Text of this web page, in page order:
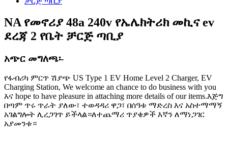
NA የመኖሪያ 48a 240v የኤሌክትሪክ መኪና ev
ደረጃ 2 የቤት ቻርጅ ጣቢያ
አጭር መግለጫ፡-
የፋብሪካ ምርጥ ሽያጭ US Type 1 EV Home Level 2 Charger, EV
Charging Station, We welcome an chance to do business with you
እና hope to have pleasure in attaching more details of our items.እጅግ
በጣም ጥሩ ጥራት ያለው፣ ተወዳዳሪ ዋጋ፣ በሰዓቱ ማድረስ እና አስተማማኝ
አገልግሎት ሊረጋገጥ ይችላል።ለተጨማሪ ጥያቄዎች እኛን ለማነጋገር
አያመንቱ።